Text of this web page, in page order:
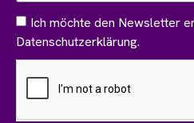
Ich möchte den Newsletter
Datenschutzerklärung.